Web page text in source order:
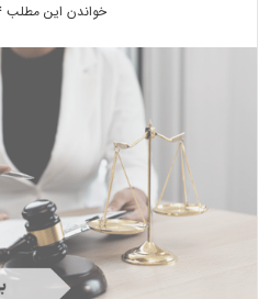
خواندن این مطلب 4 دقیقه زمان میبرد